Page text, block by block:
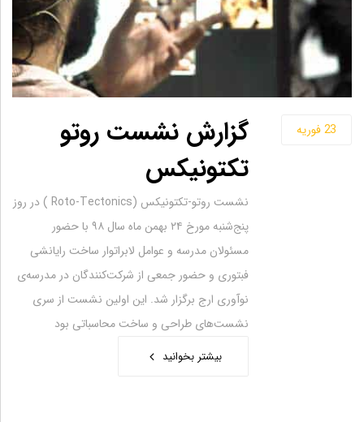
23فوریه
گزارش نشست روتو
تکتونیکس
نشست روتو-تکتونیکس (Roto-Tectonics ) در روز
پنج‌شنبه مورخ ۲۴ بهمن‌ ماه سال ۹۸ با حضور
مسئولان مدرسه و عوامل لابراتوار ساخت رایانشی
فبتوری و حضور جمعی از شرکت‌کنندگان در مدرسه‌ی
نوآوری ارج برگزار شد. این اولین نشست از سری
نشست‌های طراحی و ساخت محاسباتی بود
بیشتر بخوانید